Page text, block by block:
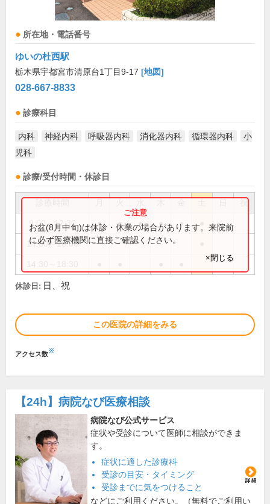
所在地・電話番号
ゆいの杜西駅
栃木県宇都宮市清原台1丁目9-17 [地図]
028-667-8833
診療科目
内科 神経内科 呼吸器内科 消化器内科 循環器内科
小
児科
診療/受付時間・休診日
祝
9:00～12:30 ● ● ● ● ●
14:00～16:00
お盆(8月中旬)は休診・休業の場合があります。来院前
に必ず医療機関に直接ご確認ください。
×閉じる
休診日: 日、祝
この医院の詳細をみる
アクセス数※
【24h】 病院なび医療相談
病院なび公式サービス
症状や受診について医師に相談ができま
す。
症状に適した診療科
受診の目安・タイミング
受診までに気をつけること
などにご利用ください。（無料でご利用い